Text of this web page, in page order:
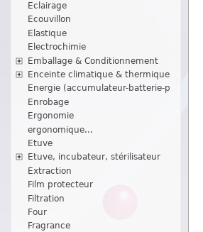
Eclairage
Ecouvillon
Elastique
Electrochimie
Emballage & Conditionnement
Enceinte climatique & thermique
Energie (accumulateur-batterie-p
Enrobage
Ergonomie
ergonomique...
Etuve
Etuve, incubateur, stérilisateur
Extraction
Film protecteur
Filtration
Four
Fragrance